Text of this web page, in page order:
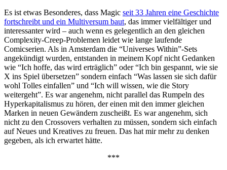
Es ist etwas Besonderes, dass Magic seit 33 Jahren eine Geschichte
fortschreibt und ein Multiversum baut, das immer vielfältiger und
interessanter wird – auch wenn es gelegentlich an den gleichen
Complexity-Creep-Problemen leidet wie lange laufende
Comicserien. Als in Amsterdam die “Universes Within”-Sets
angekündigt wurden, entstanden in meinem Kopf nicht Gedanken
wie “Ich hoffe, das wird erträglich” oder “Ich bin gespannt, wie sie
X ins Spiel übersetzen” sondern einfach “Was lassen sie sich dafür
wohl Tolles einfallen” und “Ich will wissen, wie die Story
weitergeht”. Es war angenehm, nicht parallel das Rumpeln des
Hyperkapitalismus zu hören, der einen mit den immer gleichen
Marken in neuen Gewändern zuscheißt. Es war angenehm, sich
nicht zu den Crossovers verhalten zu müssen, sondern sich einfach
auf Neues und Kreatives zu freuen. Das hat mir mehr zu denken
gegeben, als ich erwartet hätte.
***